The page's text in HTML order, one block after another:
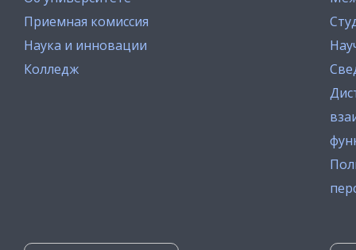
Приемная комиссия
Наука и инновации
Колледж